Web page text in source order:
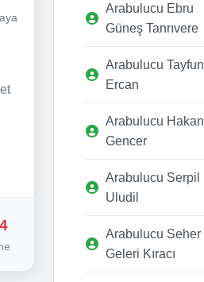
Arabulucu Ebru
Güneş Tanrıvere
Arabulucu Tayfun
Ercan
Arabulucu Hakan
Gencer
Arabulucu Serpil
Uludil
Arabulucu Seher
Geleri Kıracı